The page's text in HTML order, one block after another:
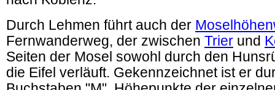
Durch Lehmen führt auch der
Fernwanderweg, der zwischen Trier und
Seiten der Mosel sowohl durch den
die Eifel verläuft. Gekennzeichnet ist er